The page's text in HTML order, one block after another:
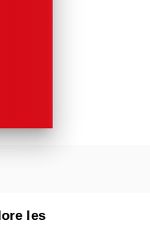
les